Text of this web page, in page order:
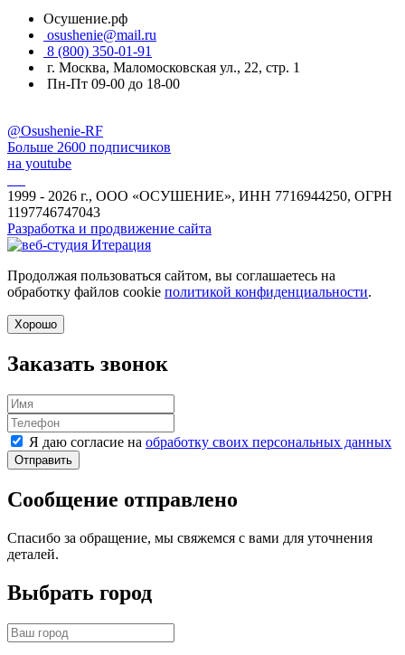
Осушение.рф
osushenie@mail.ru
8 (800) 350-01-91
г. Москва, Маломосковская ул., 22, стр. 1
Пн-Пт 09-00 до 18-00
@Osushenie-RF
Больше 2600 подписчиков
на youtube
1999 - 2026 г., ООО «ОСУШЕНИЕ», ИНН 7716944250, ОГРН
1197746747043
Разработка и продвижение сайта
Продолжая пользоваться сайтом, вы соглашаетесь на
обработку файлов cookie политикой конфиденциальности.
Хорошо
Заказать звонок
Я даю согласие на обработку своих персональных данных
Отправить
Сообщение отправлено
Спасибо за обращение, мы свяжемся с вами для уточнения
деталей.
Выбрать город